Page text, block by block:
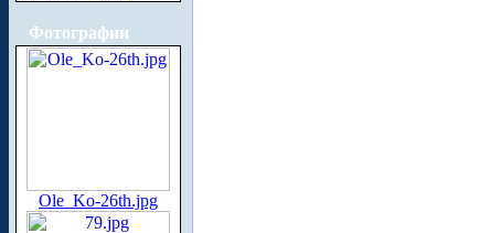
Фотографии
Ole_Ko-26th.jpg